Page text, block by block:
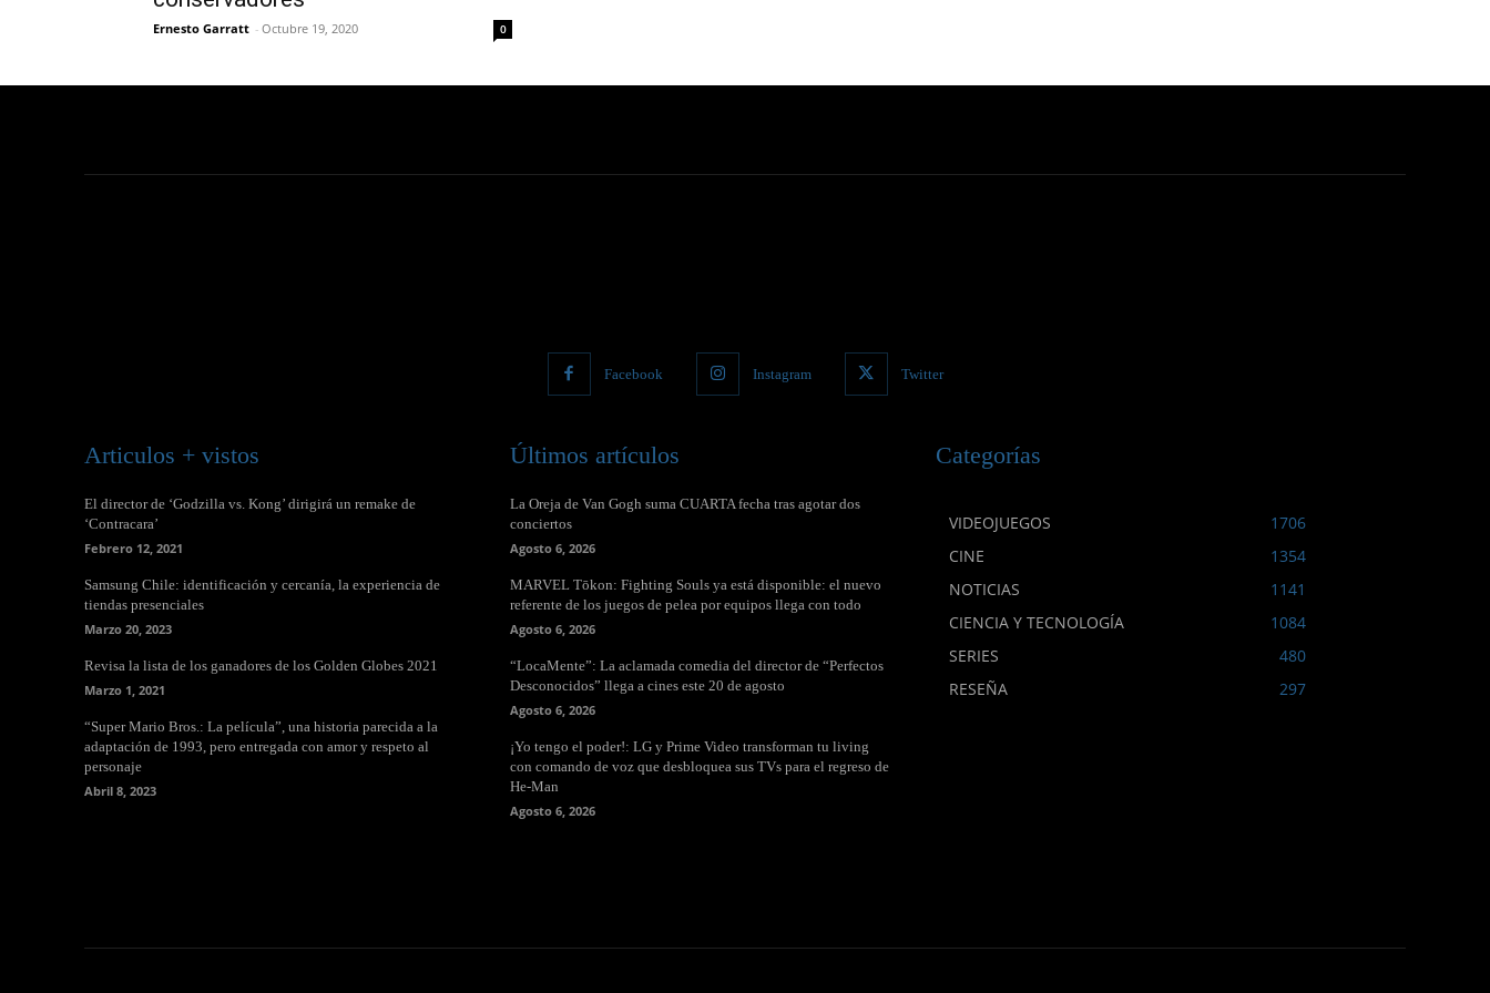
Ernesto Garratt - Octubre 19, 2020 0
Facebook Instagram Twitter
Articulos + vistos
El director de ‘Godzilla vs. Kong’ dirigirá un remake de
‘Contracara’
Febrero 12, 2021
Samsung Chile: identificación y cercanía, la experiencia de
tiendas presenciales
Marzo 20, 2023
Revisa la lista de los ganadores de los Golden Globes 2021
Marzo 1, 2021
“Super Mario Bros.: La película”, una historia parecida a la
adaptación de 1993, pero entregada con amor y respeto al
personaje
Abril 8, 2023
Últimos artículos
La Oreja de Van Gogh suma CUARTA fecha tras agotar dos
conciertos
Agosto 6, 2026
MARVEL Tōkon: Fighting Souls ya está disponible: el nuevo
referente de los juegos de pelea por equipos llega con todo
Agosto 6, 2026
“LocaMente”: La aclamada comedia del director de “Perfectos
Desconocidos” llega a cines este 20 de agosto
Agosto 6, 2026
¡Yo tengo el poder!: LG y Prime Video transforman tu living
con comando de voz que desbloquea sus TVs para el regreso de
He-Man
Agosto 6, 2026
Categorías
VIDEOJUEGOS
1706
CINE
1354
NOTICIAS
1141
CIENCIA Y TECNOLOGÍA
1084
SERIES
480
RESEÑA
297